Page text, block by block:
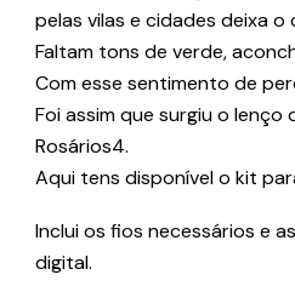
pelas vilas e cidades deixa
Faltam tons de verde,
Com esse sentimento de
Foi assim que surgiu o
Rosários4.
Aqui tens disponível o kit
Inclui os fios necessários e
digital.